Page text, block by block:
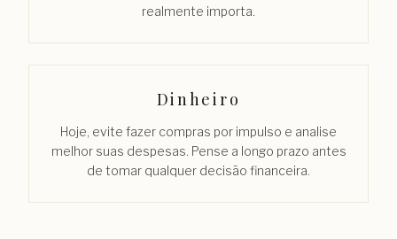
realmente importa.
Dinheiro
Hoje, evite fazer compras por impulso e analise
melhor suas despesas. Pense a longo prazo antes
de tomar qualquer decisão financeira.